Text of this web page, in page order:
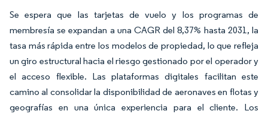
Se espera que las tarjetas de vuelo y los programas de
membresía se expandan a una CAGR del 8,37% hasta 2031, la
tasa más rápida entre los modelos de propiedad, lo que refleja
un giro estructural hacia el riesgo gestionado por el operador y
el acceso flexible. Las plataformas digitales facilitan este
camino al consolidar la disponibilidad de aeronaves en flotas y
geografías en una única experiencia para el cliente. Los